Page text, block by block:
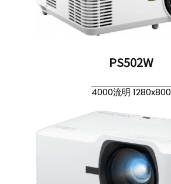
PS502W
4000流明 1280x800